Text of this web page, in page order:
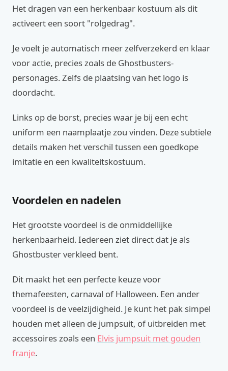
Het dragen van een herkenbaar kostuum als dit
activeert een soort "rolgedrag".
Je voelt je automatisch meer zelfverzekerd en klaar
voor actie, precies zoals de Ghostbusters-
personages. Zelfs de plaatsing van het logo is
doordacht.
Links op de borst, precies waar je bij een echt
uniform een naamplaatje zou vinden. Deze subtiele
details maken het verschil tussen een goedkope
imitatie en een kwaliteitskostuum.
Voordelen en nadelen
Het grootste voordeel is de onmiddellijke
herkenbaarheid. Iedereen ziet direct dat je als
Ghostbuster verkleed bent.
Dit maakt het een perfecte keuze voor
themafeesten, carnaval of Halloween. Een ander
voordeel is de veelzijdigheid. Je kunt het pak simpel
houden met alleen de jumpsuit, of uitbreiden met
accessoires zoals een Elvis jumpsuit met gouden
franje.